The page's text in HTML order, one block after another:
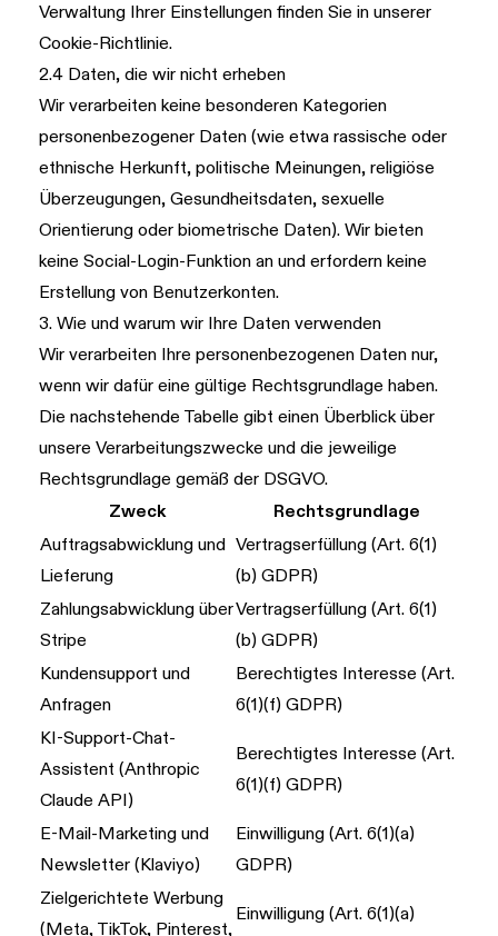
Verwaltung Ihrer Einstellungen finden Sie in unserer
Cookie-Richtlinie.
2.4 Daten, die wir nicht erheben
Wir verarbeiten keine besonderen Kategorien
personenbezogener Daten (wie etwa rassische oder
ethnische Herkunft, politische Meinungen, religiöse
Überzeugungen, Gesundheitsdaten, sexuelle
Orientierung oder biometrische Daten). Wir bieten
keine Social-Login-Funktion an und erfordern keine
Erstellung von Benutzerkonten.
3. Wie und warum wir Ihre Daten verwenden
Wir verarbeiten Ihre personenbezogenen Daten nur,
wenn wir dafür eine gültige Rechtsgrundlage haben.
Die nachstehende Tabelle gibt einen Überblick über
unsere Verarbeitungszwecke und die jeweilige
Rechtsgrundlage gemäß der DSGVO.
Zweck
Rechtsgrundlage
Auftragsabwicklung und
Lieferung
Vertragserfüllung (Art. 6(1)
(b) GDPR)
Zahlungsabwicklung über
Stripe
Vertragserfüllung (Art. 6(1)
(b) GDPR)
Kundensupport und
Anfragen
Berechtigtes Interesse (Art.
6(1)(f) GDPR)
KI-Support-Chat-
Assistent (Anthropic
Claude API)
Berechtigtes Interesse (Art.
6(1)(f) GDPR)
E-Mail-Marketing und
Newsletter (Klaviyo)
Einwilligung (Art. 6(1)(a)
GDPR)
Zielgerichtete Werbung
(Meta, TikTok, Pinterest,
Einwilligung (Art. 6(1)(a)